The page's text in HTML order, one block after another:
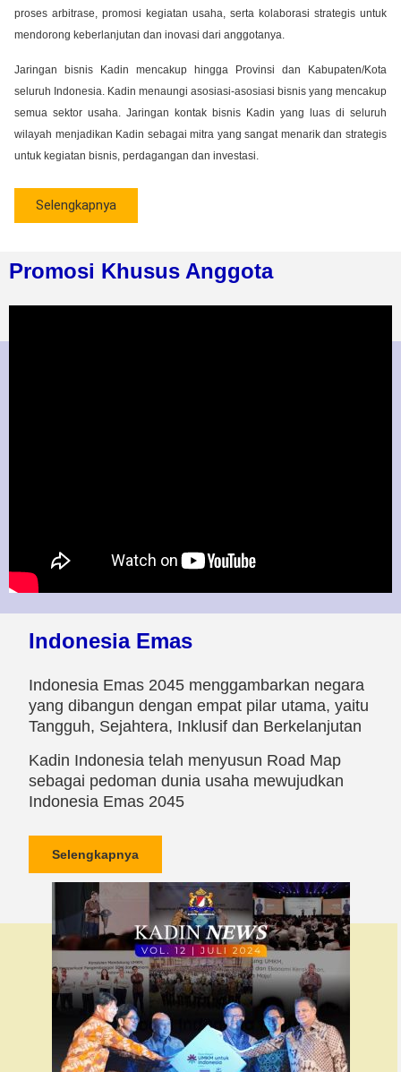
proses arbitrase, promosi kegiatan usaha, serta kolaborasi strategis untuk
mendorong keberlanjutan dan inovasi dari anggotanya.
Jaringan bisnis Kadin mencakup hingga Provinsi dan Kabupaten/Kota
seluruh Indonesia. Kadin menaungi asosiasi-asosiasi bisnis yang mencakup
semua sektor usaha. Jaringan kontak bisnis Kadin yang luas di seluruh
wilayah menjadikan Kadin sebagai mitra yang sangat menarik dan strategis
untuk kegiatan bisnis, perdagangan dan investasi.
Selengkapnya
Promosi Khusus Anggota
Indonesia Emas
Indonesia Emas 2045 menggambarkan negara
yang dibangun dengan empat pilar utama, yaitu
Tangguh, Sejahtera, Inklusif dan Berkelanjutan
Kadin Indonesia telah menyusun Road Map
sebagai pedoman dunia usaha mewujudkan
Indonesia Emas 2045
Selengkapnya